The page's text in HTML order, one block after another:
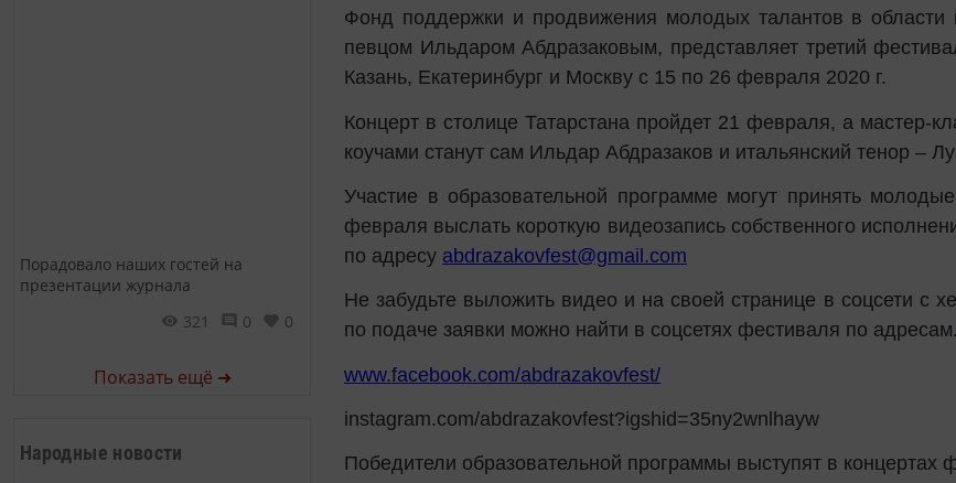
Порадовало наших гостей на
презентации журнала
321
0 0
Показать ещё ➜
Народные новости
Фонд поддержки и продвижения молодых талантов в области
певцом Ильдаром Абдразаковым, представляет третий
Казань, Екатеринбург и Москву с 15 по 26 февраля 2020 г.
Концерт в столице Татарстана пройдет 21 февраля, а мастер-
коучами станут сам Ильдар Абдразаков и итальянский тенор –
Участие в образовательной программе могут принять
февраля выслать короткую видеозапись собственного
по адресу abdrazakovfest@gmail.com
Не забудьте выложить видео и на своей странице в соцсети с
по подаче заявки можно найти в соцсетях фестиваля по адресам.
www.facebook.com/abdrazakovfest/
instagram.com/abdrazakovfest?igshid=35ny2wnlhayw
Победители образовательной программы выступят в концертах